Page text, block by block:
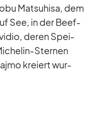
Matsu­hisa, dem
See, in der Beef­
de­ren Spei­
Ster­nen
kre­iert wur­